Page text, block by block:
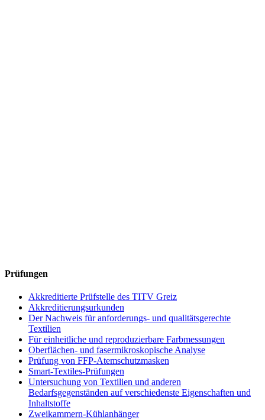
Prüfungen
Akkreditierte Prüfstelle des TITV Greiz
Akkreditierungsurkunden
Der Nachweis für anforderungs- und qualitätsgerechte
Textilien
Für einheitliche und reproduzierbare Farbmessungen
Oberflächen- und fasermikroskopische Analyse
Prüfung von FFP-Atemschutzmasken
Smart-Textiles-Prüfungen
Untersuchung von Textilien und anderen
Bedarfsgegenständen auf verschiedenste Eigenschaften und
Inhaltstoffe
Zweikammern-Kühlanhänger